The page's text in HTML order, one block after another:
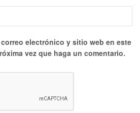
electrónico y sitio web en este
vez que haga un comentario.